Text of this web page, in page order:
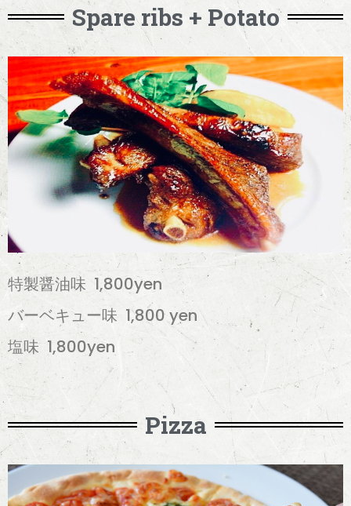
Spare ribs + Potato
特製醤油味 1,800yen
バーベキュー味 1,800 yen
塩味 1,800yen
Pizza